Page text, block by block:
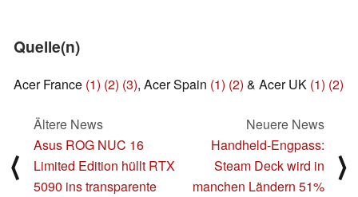
Quelle(n)
Acer France (1) (2) (3), Acer Spain (1) (2) & Acer UK (1) (2)
⟨
Ältere News
Asus ROG NUC 16
Limited Edition hüllt RTX
5090 ins transparente
Neuere News
Handheld-Engpass:
Steam Deck wird in
manchen Ländern 51%
⟩